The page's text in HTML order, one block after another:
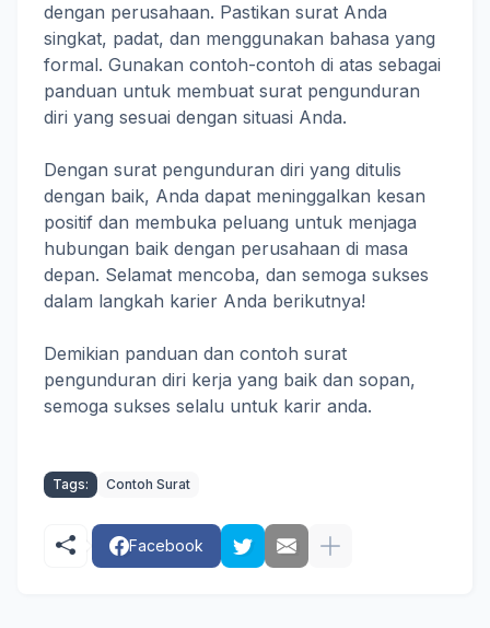
dengan perusahaan. Pastikan surat Anda
singkat, padat, dan menggunakan bahasa yang
formal. Gunakan contoh-contoh di atas sebagai
panduan untuk membuat surat pengunduran
diri yang sesuai dengan situasi Anda.
Dengan surat pengunduran diri yang ditulis
dengan baik, Anda dapat meninggalkan kesan
positif dan membuka peluang untuk menjaga
hubungan baik dengan perusahaan di masa
depan. Selamat mencoba, dan semoga sukses
dalam langkah karier Anda berikutnya!
Demikian panduan dan contoh surat
pengunduran diri kerja yang baik dan sopan,
semoga sukses selalu untuk karir anda.
Tags: Contoh Surat
Facebook